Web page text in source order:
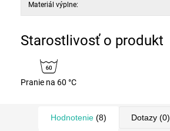
Materiál výplne:
Starostlivosť o produkt
Pranie na 60 °C
Hodnotenie (8) Dotazy (0)